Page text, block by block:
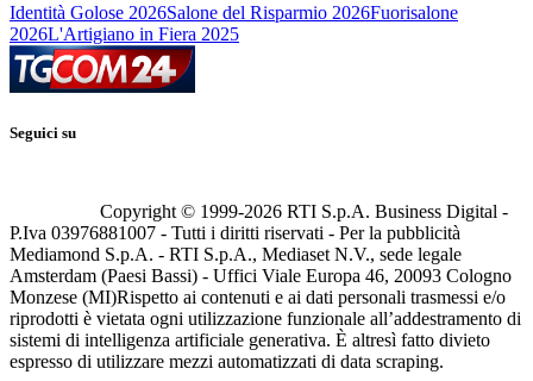
Identità Golose 2026Salone del Risparmio 2026Fuorisalone
2026L'Artigiano in Fiera 2025
Seguici su
Copyright © 1999-2026 RTI S.p.A. Business Digital -
P.Iva 03976881007 - Tutti i diritti riservati - Per la pubblicità
Mediamond S.p.A. - RTI S.p.A., Mediaset N.V., sede legale
Amsterdam (Paesi Bassi) - Uffici Viale Europa 46, 20093 Cologno
Monzese (MI)Rispetto ai contenuti e ai dati personali trasmessi e/o
riprodotti è vietata ogni utilizzazione funzionale all’addestramento di
sistemi di intelligenza artificiale generativa. È altresì fatto divieto
espresso di utilizzare mezzi automatizzati di data scraping.